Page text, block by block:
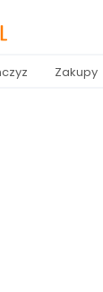
Zakupy